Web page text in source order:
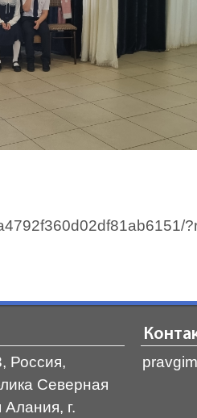
Россия,
Северная
Алания, г.